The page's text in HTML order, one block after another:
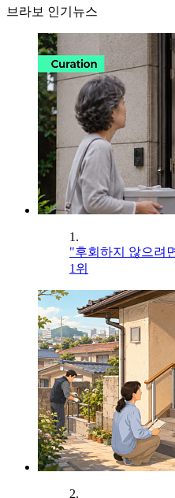
브라보 인기뉴스
1.
"후회하지 않으려
1위
2.